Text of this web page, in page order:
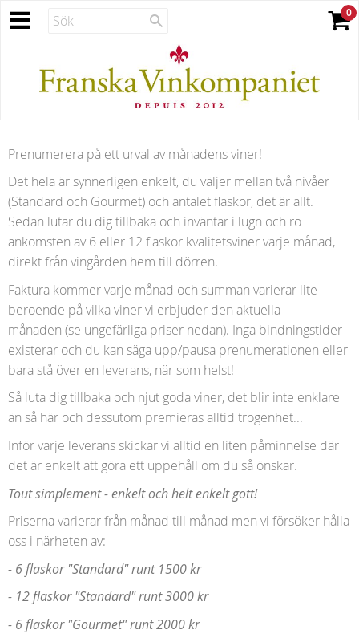
Prenumerera på ett urval av månadens viner!
Det hela är synnerligen enkelt, du väljer mellan två nivåer
(Standard och Gourmet) och antalet flaskor, det är allt.
Sedan lutar du dig tillbaka och inväntar i lugn och ro
ankomsten av 6 eller 12 flaskor kvalitetsviner varje månad,
direkt från vingården hem till dörren.
Faktura kommer varje månad och summan varierar lite
beroende på vilka viner vi erbjuder den aktuella
månaden (se ungefärliga priser nedan). Inga bindningstider
existerar och du kan säga upp/pausa prenumerationen eller
bara stå över en leverans, när som helst!
Så luta dig tillbaka och njut goda viner, det blir inte enklare
än så här och dessutom premieras alltid trogenhet...
Inför varje leverans skickar vi alltid en liten påminnelse där
det är enkelt att göra ett uppehåll om du så önskar.
Tout simplement - enkelt och helt enkelt gott!
Priserna varierar från månad till månad men vi försöker hålla
oss i närheten av:
- 6 flaskor "Standard" runt 1500 kr
- 12 flaskor "Standard" runt 3000 kr
- 6 flaskor "Gourmet" runt 2000 kr